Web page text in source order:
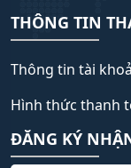
THÔNG TIN
Thông tin tài
Hình thức thanh
ĐĂNG KÝ